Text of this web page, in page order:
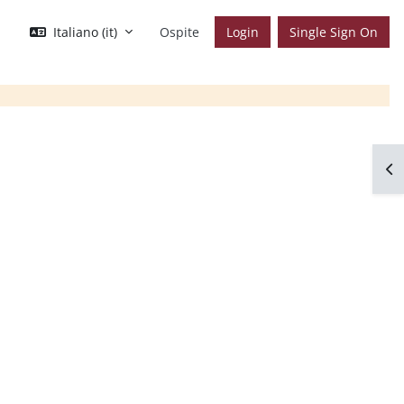
Italiano ‎(it)‎ Ospite Login Single Sign On